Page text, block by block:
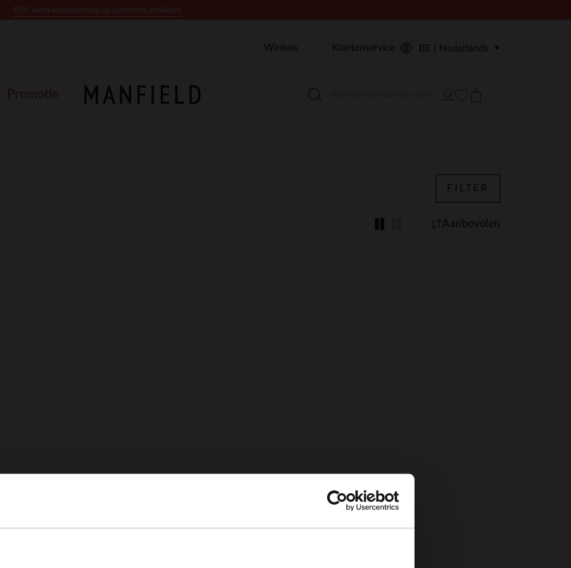
Promotie
Winkels Klantenservice BE | Nederlands
FILTER
Aanbevolen
×